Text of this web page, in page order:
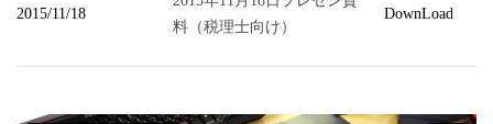
2015/11/18
料（税理士向け）
DownLoad